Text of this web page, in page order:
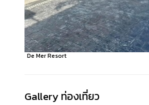
De Mer Resort
Gallery ท่องเที่ยว